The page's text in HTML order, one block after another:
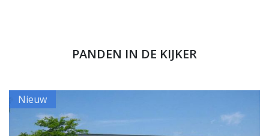
PANDEN IN DE KIJKER
Nieuw